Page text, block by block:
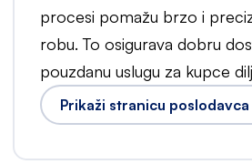
procesi pomažu brzo i
robu. To osigurava dobru
pouzdanu uslugu za kupce
Prikaži stranicu poslodavca